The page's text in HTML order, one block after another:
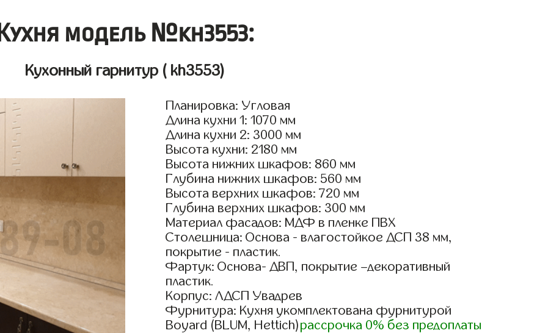
Кухня модель №kh3553:
Кухонный гарнитур ( kh3553)
Планировка: Угловая
Длина кухни 1: 1070 мм
Длина кухни 2: 3000 мм
Высота кухни: 2180 мм
Высота нижних шкафов: 860 мм
Глубина нижних шкафов: 560 мм
Высота верхних шкафов: 720 мм
Глубина верхних шкафов: 300 мм
Материал фасадов: МДФ в пленке ПВХ
Столешница: Основа - влагостойкое ДСП 38 мм,
покрытие - пластик.
Фартук: Основа- ДВП, покрытие –декоративный
пластик.
Корпус: ЛДСП Увадрев
Фурнитура: Кухня укомплектована фурнитурой
Boyard (BLUM, Hettich)рассрочка 0% без предоплаты